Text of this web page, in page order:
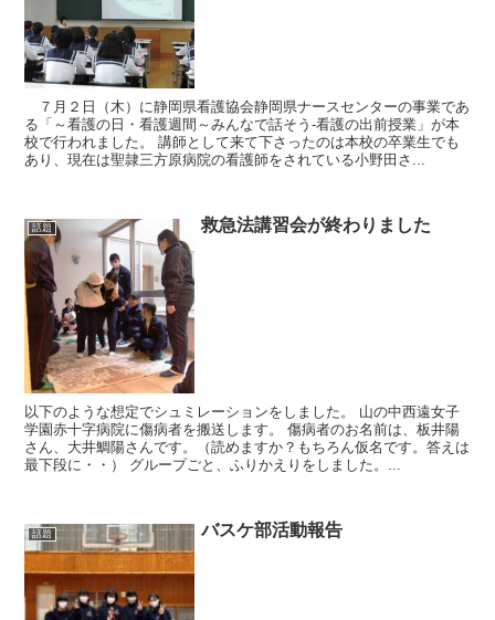
７月２日（木）に静岡県看護協会静岡県ナースセンターの事業であ
る「～看護の日・看護週間～みんなで話そう‐看護の出前授業」が本
校で行われました。 講師として来て下さったのは本校の卒業生でも
あり、現在は聖隷三方原病院の看護師をされている小野田さ...
話題 救急法講習会が終わりました
以下のような想定でシュミレーションをしました。 山の中西遠女子
学園赤十字病院に傷病者を搬送します。 傷病者のお名前は、板井陽
さん、大井鯛陽さんです。（読めますか？もちろん仮名です。答えは
最下段に・・） グループごと、ふりかえりをしました。...
話題 バスケ部活動報告